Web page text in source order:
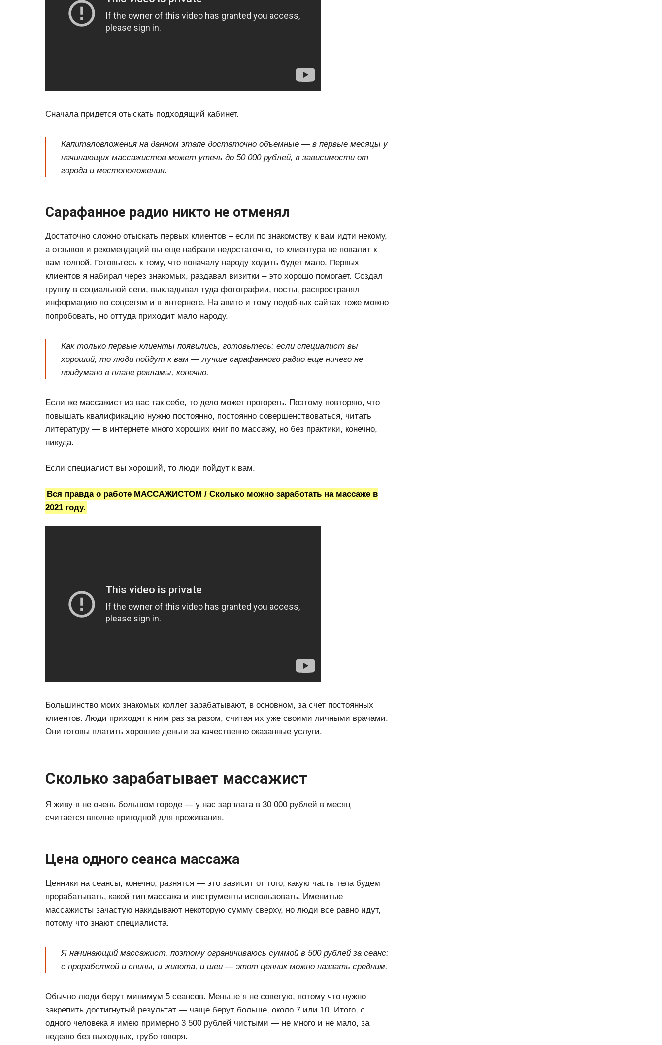
Сначала придется отыскать подходящий кабинет.
Капиталовложения на данном этапе достаточно объемные — в первые месяцы у
начинающих массажистов может утечь до 50 000 рублей, в зависимости от
города и местоположения.
Сарафанное радио никто не отменял
Достаточно сложно отыскать первых клиентов – если по знакомству к вам идти некому,
а отзывов и рекомендаций вы еще набрали недостаточно, то клиентура не повалит к
вам толпой. Готовьтесь к тому, что поначалу народу ходить будет мало. Первых
клиентов я набирал через знакомых, раздавал визитки – это хорошо помогает. Создал
группу в социальной сети, выкладывал туда фотографии, посты, распространял
информацию по соцсетям и в интернете. На авито и тому подобных сайтах тоже можно
попробовать, но оттуда приходит мало народу.
Как только первые клиенты появились, готовьтесь: если специалист вы
хороший, то люди пойдут к вам — лучше сарафанного радио еще ничего не
придумано в плане рекламы, конечно.
Если же массажист из вас так себе, то дело может прогореть. Поэтому повторяю, что
повышать квалификацию нужно постоянно, постоянно совершенствоваться, читать
литературу — в интернете много хороших книг по массажу, но без практики, конечно,
никуда.
Если специалист вы хороший, то люди пойдут к вам.
Вся правда о работе МАССАЖИСТОМ / Сколько можно заработать на массаже в
2021 году.
Большинство моих знакомых коллег зарабатывают, в основном, за счет постоянных
клиентов. Люди приходят к ним раз за разом, считая их уже своими личными врачами.
Они готовы платить хорошие деньги за качественно оказанные услуги.
Сколько зарабатывает массажист
Я живу в не очень большом городе — у нас зарплата в 30 000 рублей в месяц
считается вполне пригодной для проживания.
Цена одного сеанса массажа
Ценники на сеансы, конечно, разнятся — это зависит от того, какую часть тела будем
прорабатывать, какой тип массажа и инструменты использовать. Именитые
массажисты зачастую накидывают некоторую сумму сверху, но люди все равно идут,
потому что знают специалиста.
Я начинающий массажист, поэтому ограничиваюсь суммой в 500 рублей за сеанс:
с проработкой и спины, и живота, и шеи — этот ценник можно назвать средним.
Обычно люди берут минимум 5 сеансов. Меньше я не советую, потому что нужно
закрепить достигнутый результат — чаще берут больше, около 7 или 10. Итого, с
одного человека я имею примерно 3 500 рублей чистыми — не много и не мало, за
неделю без выходных, грубо говоря.